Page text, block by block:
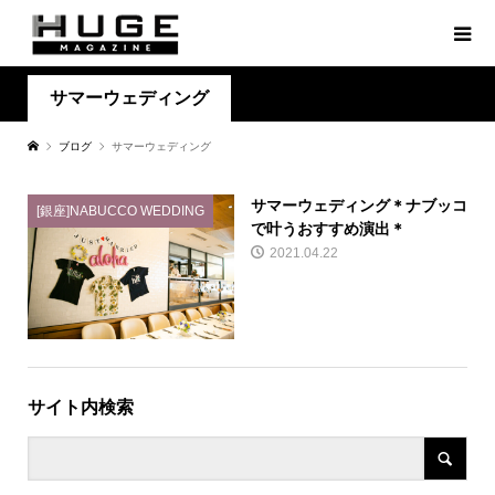
サマーウェディング
ブログ サマーウェディング
[銀座]NABUCCO WEDDING
サマーウェディング＊ナブッコ
で叶うおすすめ演出＊
2021.04.22
サイト内検索